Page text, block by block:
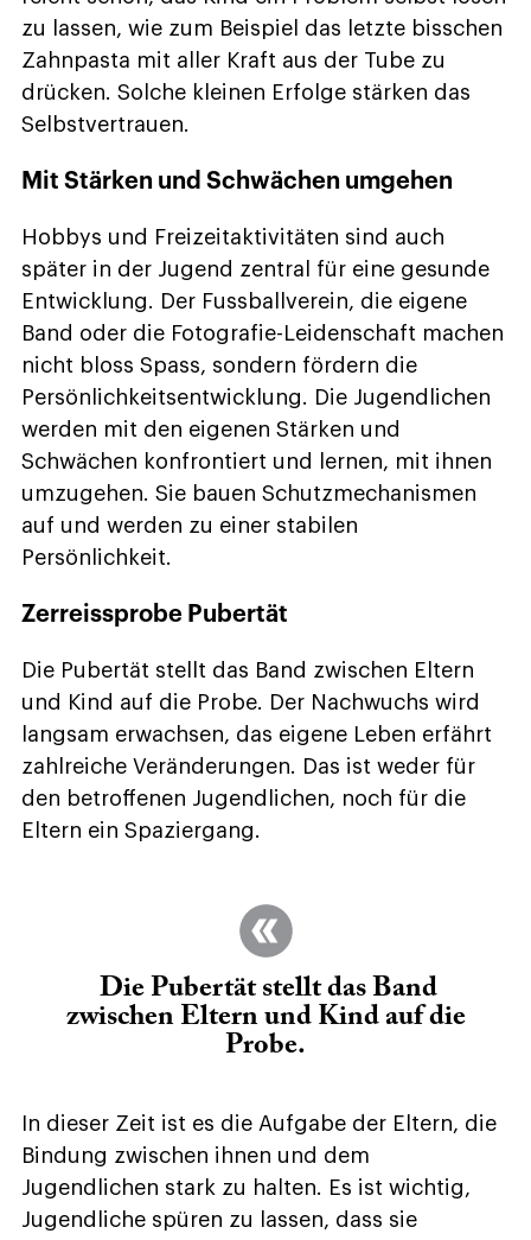
zu lassen, wie zum Beispiel das letzte bisschen
Zahnpasta mit aller Kraft aus der Tube zu
drücken. Solche kleinen Erfolge stärken das
Selbstvertrauen.
Mit Stärken und Schwächen umgehen
Hobbys und Freizeitaktivitäten sind auch
später in der Jugend zentral für eine gesunde
Entwicklung. Der Fussballverein, die eigene
Band oder die Fotografie-Leidenschaft machen
nicht bloss Spass, sondern fördern die
Persönlichkeitsentwicklung. Die Jugendlichen
werden mit den eigenen Stärken und
Schwächen konfrontiert und lernen, mit ihnen
umzugehen. Sie bauen Schutzmechanismen
auf und werden zu einer stabilen
Persönlichkeit.
Zerreissprobe Pubertät
Die Pubertät stellt das Band zwischen Eltern
und Kind auf die Probe. Der Nachwuchs wird
langsam erwachsen, das eigene Leben erfährt
zahlreiche Veränderungen. Das ist weder für
den betroffenen Jugendlichen, noch für die
Eltern ein Spaziergang.
Die Pubertät stellt das Band
zwischen Eltern und Kind auf die
Probe.
In dieser Zeit ist es die Aufgabe der Eltern, die
Bindung zwischen ihnen und dem
Jugendlichen stark zu halten. Es ist wichtig,
Jugendliche spüren zu lassen, dass sie